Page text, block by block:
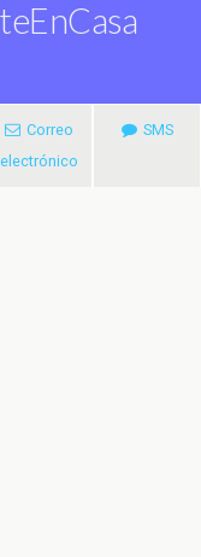
Correo
electrónico
SMS